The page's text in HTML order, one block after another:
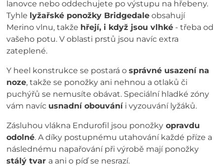
lanovce nebo oddechujete po výstupu na hřebeny.
Tyhle lyžařské ponožky Bridgedale obsahují
Merino vlnu, takže hřejí, i když jsou vlhké - třeba od
vašeho potu. V oblasti prstů jsou navíc extra
zateplené.
Y heel konstrukce se postará osprávné usazení na
noze, takže se ponožky ani nehnou a otlaků či
puchýřů se nemusíte obávat. Speciální hladké zóny
vám navíc usnadní obouváníi vyzouvání lyžáků.
Zásluhou vlákna Endurofil jsou ponožky opravdu
odolné. A díky postupnému utahování každé příze a
následnému napařování při výrobě mají ponožky
stálý tvar a ani o píď se nesrazí.